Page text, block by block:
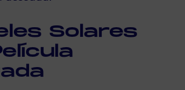
Solares